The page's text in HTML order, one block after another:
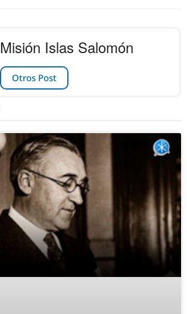
Misión Islas Salomón
Otros Post